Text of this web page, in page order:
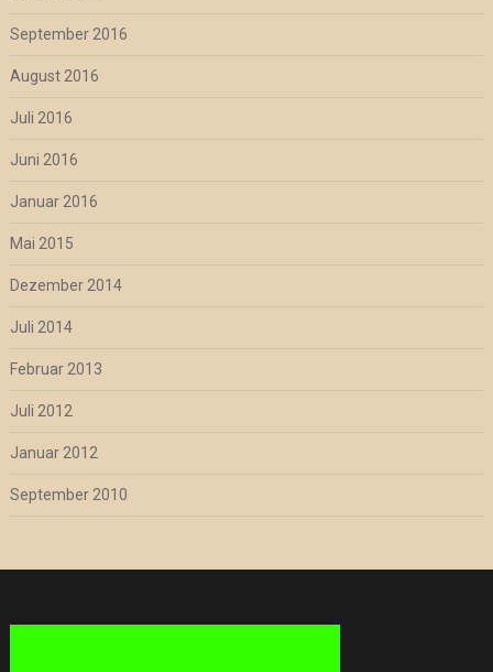
September 2016
August 2016
Juli 2016
Juni 2016
Januar 2016
Mai 2015
Dezember 2014
Juli 2014
Februar 2013
Juli 2012
Januar 2012
September 2010